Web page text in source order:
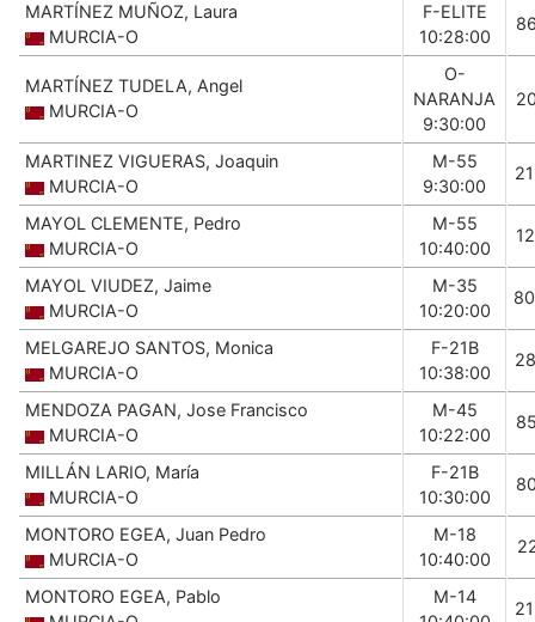
MARTÍNEZ MUÑOZ, Laura
MURCIA-O
F-ELITE
10:28:00
MARTÍNEZ TUDELA, Angel
MURCIA-O
O-
NARANJA
9:30:00
MARTINEZ VIGUERAS, Joaquin
MURCIA-O
M-55
9:30:00
MAYOL CLEMENTE, Pedro
MURCIA-O
M-55
10:40:00
MAYOL VIUDEZ, Jaime
MURCIA-O
M-35
10:20:00
MELGAREJO SANTOS, Monica
MURCIA-O
F-21B
10:38:00
MENDOZA PAGAN, Jose Francisco
MURCIA-O
M-45
10:22:00
MILLÁN LARIO, María
MURCIA-O
F-21B
10:30:00
MONTORO EGEA, Juan Pedro
MURCIA-O
M-18
10:40:00
MONTORO EGEA, Pablo
M-14